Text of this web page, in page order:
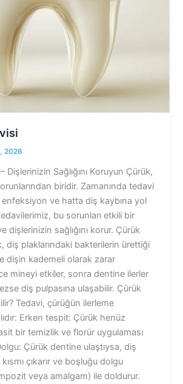
2026
Dişlerinizin Sağlığını Koruyun Çürük,
biridir. Zamanında tedavi
enfeksiyon ve hatta diş kaybına yol
bu sorunları etkili bir
dişlerinizin sağlığını korur. Çürük
diş plaklarındaki bakterilerin ürettiği
dişin kademeli olarak zarar
mineyi etkiler, sonra dentine ilerler
diş pulpasına ulaşabilir. Çürük
Tedavi, çürüğün ilerleme
Erken tespit: Çürük henüz
bir temizlik ve florür uygulaması
Çürük dentine ulaştıysa, diş
çıkarır ve boşluğu dolgu
veya amalgam) ile doldurur.